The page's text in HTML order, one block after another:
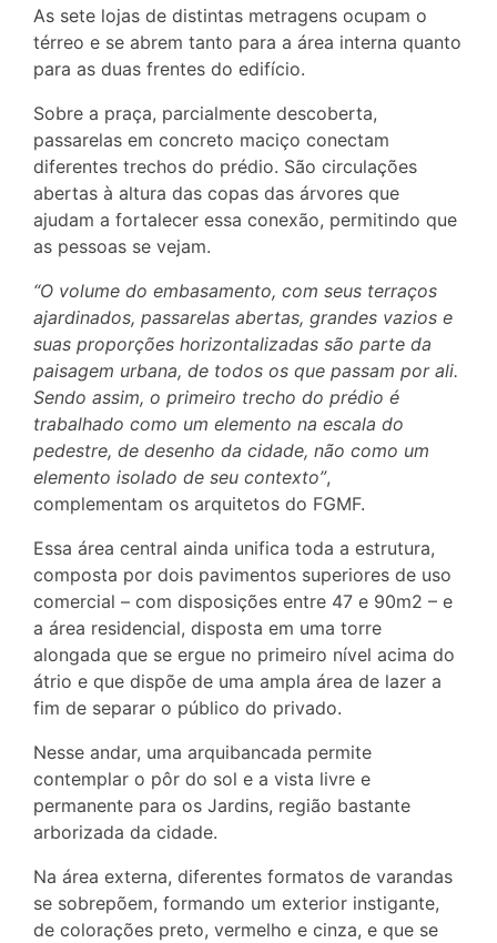
As sete lojas de distintas metragens ocupam o
térreo e se abrem tanto para a área interna quanto
para as duas frentes do edifício.
Sobre a praça, parcialmente descoberta,
passarelas em concreto maciço conectam
diferentes trechos do prédio. São circulações
abertas à altura das copas das árvores que
ajudam a fortalecer essa conexão, permitindo que
as pessoas se vejam.
“O volume do embasamento, com seus terraços
ajardinados, passarelas abertas, grandes vazios e
suas proporções horizontalizadas são parte da
paisagem urbana, de todos os que passam por ali.
Sendo assim, o primeiro trecho do prédio é
trabalhado como um elemento na escala do
pedestre, de desenho da cidade, não como um
elemento isolado de seu contexto”,
complementam os arquitetos do FGMF.
Essa área central ainda unifica toda a estrutura,
composta por dois pavimentos superiores de uso
comercial – com disposições entre 47 e 90m2 – e
a área residencial, disposta em uma torre
alongada que se ergue no primeiro nível acima do
átrio e que dispõe de uma ampla área de lazer a
fim de separar o público do privado.
Nesse andar, uma arquibancada permite
contemplar o pôr do sol e a vista livre e
permanente para os Jardins, região bastante
arborizada da cidade.
Na área externa, diferentes formatos de varandas
se sobrepõem, formando um exterior instigante,
de colorações preto, vermelho e cinza, e que se